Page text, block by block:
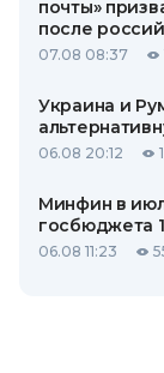
почты»
после
07.08 08:37
Украина и
06.08 20:12
Минфин в
госбюджета
06.08 11:23